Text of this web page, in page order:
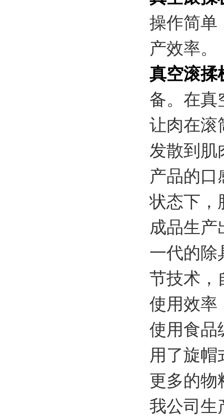
操作简单
产效率。
真空滚揉
备。在真
让肉在滚
发散到肌
产品的口
状态下，
成品生产
一代的除
节技术，
使用效率
使用食品
用了旋
更多的物
我公司生